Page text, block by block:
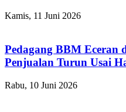
Kamis, 11 Juni 2026
Pedagang BBM Eceran
Penjualan Turun Usai
Rabu, 10 Juni 2026